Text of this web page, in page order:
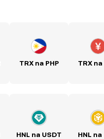
TRX na PHP TRX na
HNL na USDT HNL na